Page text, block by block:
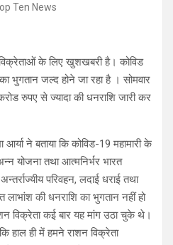
Ten News
के लिए खुशखबरी है। कोविड
जल्द होने जा रहा है । सोमवार
रुपए से ज्यादा की धनराशि जारी कर
आर्या ने बताया कि कोविड-19 महामारी के
योजना तथा आत्मनिर्भर भारत
परिवहन, लदाई धराई तथा
की धनराशि का भुगतान नहीं हो
विक्रेता कई बार यह मांग उठा चुके थे।
हाल ही में हमने राशन विक्रेता